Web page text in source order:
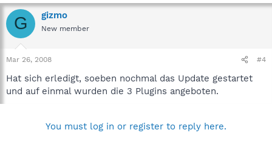
G gizmo
New member
Mar 26, 2008 #4
Hat sich erledigt, soeben nochmal das Update gestartet
und auf einmal wurden die 3 Plugins angeboten.
You must log in or register to reply here.